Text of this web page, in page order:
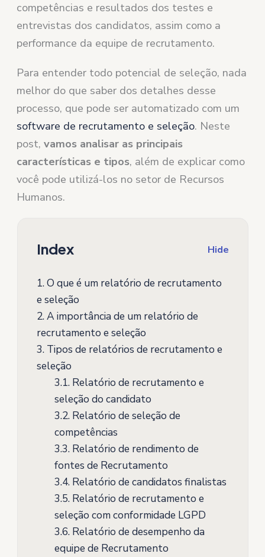
competências e resultados dos testes e
entrevistas dos candidatos, assim como a
performance da equipe de recrutamento.
Para entender todo potencial de seleção, nada
melhor do que saber dos detalhes desse
processo, que pode ser automatizado com um
software de recrutamento e seleção. Neste
post,vamos analisar as principais
características e tipos, além de explicar como
você pode utilizá-los no setor de Recursos
Humanos.
Index Hide
1.O que é um relatório de recrutamento
e seleção
2.A importância de um relatório de
recrutamento e seleção
3.Tipos de relatórios de recrutamento e
seleção
3.1.Relatório de recrutamento e
seleção do candidato
3.2.Relatório de seleção de
competências
3.3.Relatório de rendimento de
fontes de Recrutamento
3.4.Relatório de candidatos finalistas
3.5.Relatório de recrutamento e
seleção com conformidade LGPD
3.6.Relatório de desempenho da
equipe de Recrutamento